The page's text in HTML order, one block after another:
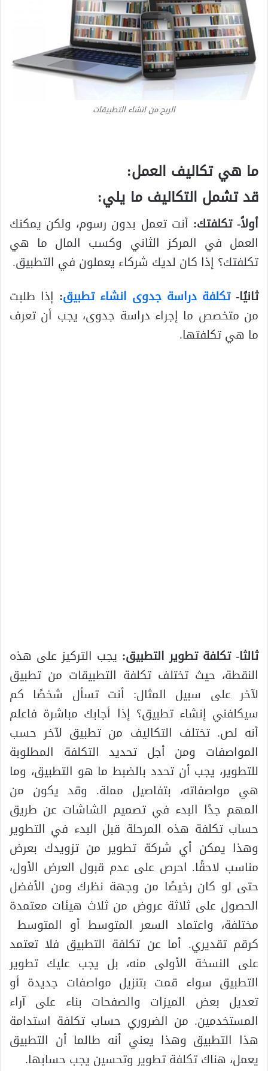
الربح من انشاء التطبيقات
ما هي تكاليف العمل:
قد تشمل التكاليف ما يلي:
أولاً- تكلفتك: أنت تعمل بدون رسوم، ولكن يمكنك
العمل في المركز الثاني وكسب المال ما هي
تكلفتك؟ إذا كان لديك شركاء يعملون في التطبيق.
ثانيًا-تكلفة دراسة جدوى انشاء تطبيق: إذا طلبت
من متخصص ما إجراء دراسة جدوى، يجب أن تعرف
ما هي تكلفتها.
ثالثا- تكلفة تطوير التطبيق: يجب التركيز على هذه
النقطة، حيث تختلف تكلفة التطبيقات من تطبيق
لآخر على سبيل المثال: أنت تسأل شخصًا كم
سيكلفني إنشاء تطبيق؟ إذا أجابك مباشرة فاعلم
أنه لص. تختلف التكاليف من تطبيق لآخر حسب
المواصفات ومن أجل تحديد التكلفة المطلوبة
للتطوير، يجب أن تحدد بالضبط ما هو التطبيق، وما
هي مواصفاته، بتفاصيل مملة. وقد يكون من
المهم جدًا البدء في تصميم الشاشات عن طريق
حساب تكلفة هذه المرحلة قبل البدء في التطوير
وهذا يمكن أي شركة تطوير من تزويدك بعرض
مناسب لاحقًا. احرص على عدم قبول العرض الأول،
حتى لو كان رخيصًا من وجهة نظرك ومن الأفضل
الحصول على ثلاثة عروض من ثلاث هيئات معتمدة
مختلفة، واعتماد السعر المتوسط ​​أو المتوسط ​​
كرقم تقديري. أما عن تكلفة التطبيق فلا تعتمد
على النسخة الأولى منه، بل يجب عليك تطوير
التطبيق سواء قمت بتنزيل مواصفات جديدة أو
تعديل بعض الميزات والصفحات بناء على آراء
المستخدمين. من الضروري حساب تكلفة استدامة
هذا التطبيق وهذا يعني أنه طالما أن التطبيق
يعمل، هناك تكلفة تطوير وتحسين يجب حسابها.